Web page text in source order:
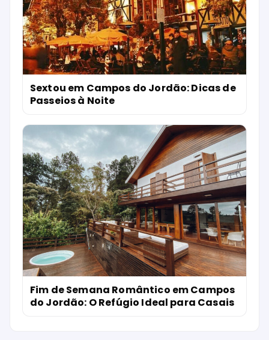
Sextou em Campos do Jordão: Dicas de
Passeios à Noite
Fim de Semana Romântico em Campos
do Jordão: O Refúgio Ideal para Casais